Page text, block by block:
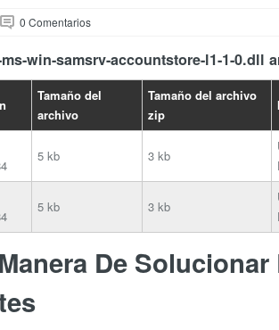
0 Comentarios
win-samsrv-accountstore-l1-1-0.dll
Tamaño del
archivo
Tamaño del archivo
zip
5 kb 3 kb
5 kb 3 kb
De